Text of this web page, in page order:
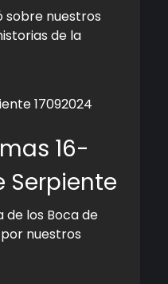
sobre nuestros
de la
16-
Serpiente
de los Boca de
nuestros